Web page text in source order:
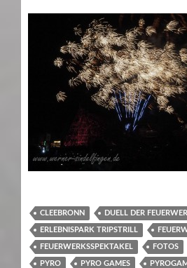
CLEEBRONN DUELL DER
ERLEBNISPARK TRIPSTRILL
FEUERWERKSSPEKTAKEL FOTOS
PYRO PYRO GAMES